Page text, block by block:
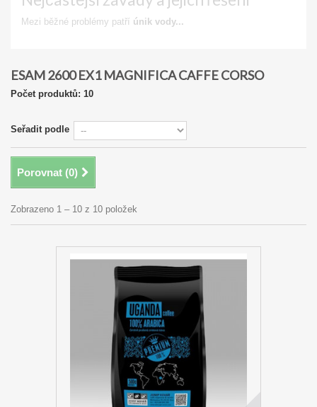
Mezi běžné problémy patří únik vody...
ESAM 2600 EX1 MAGNIFICA CAFFE CORSO
Počet produktů: 10
Seřadit podle
Porovnat (0)
Zobrazeno 1 – 10 z 10 položek